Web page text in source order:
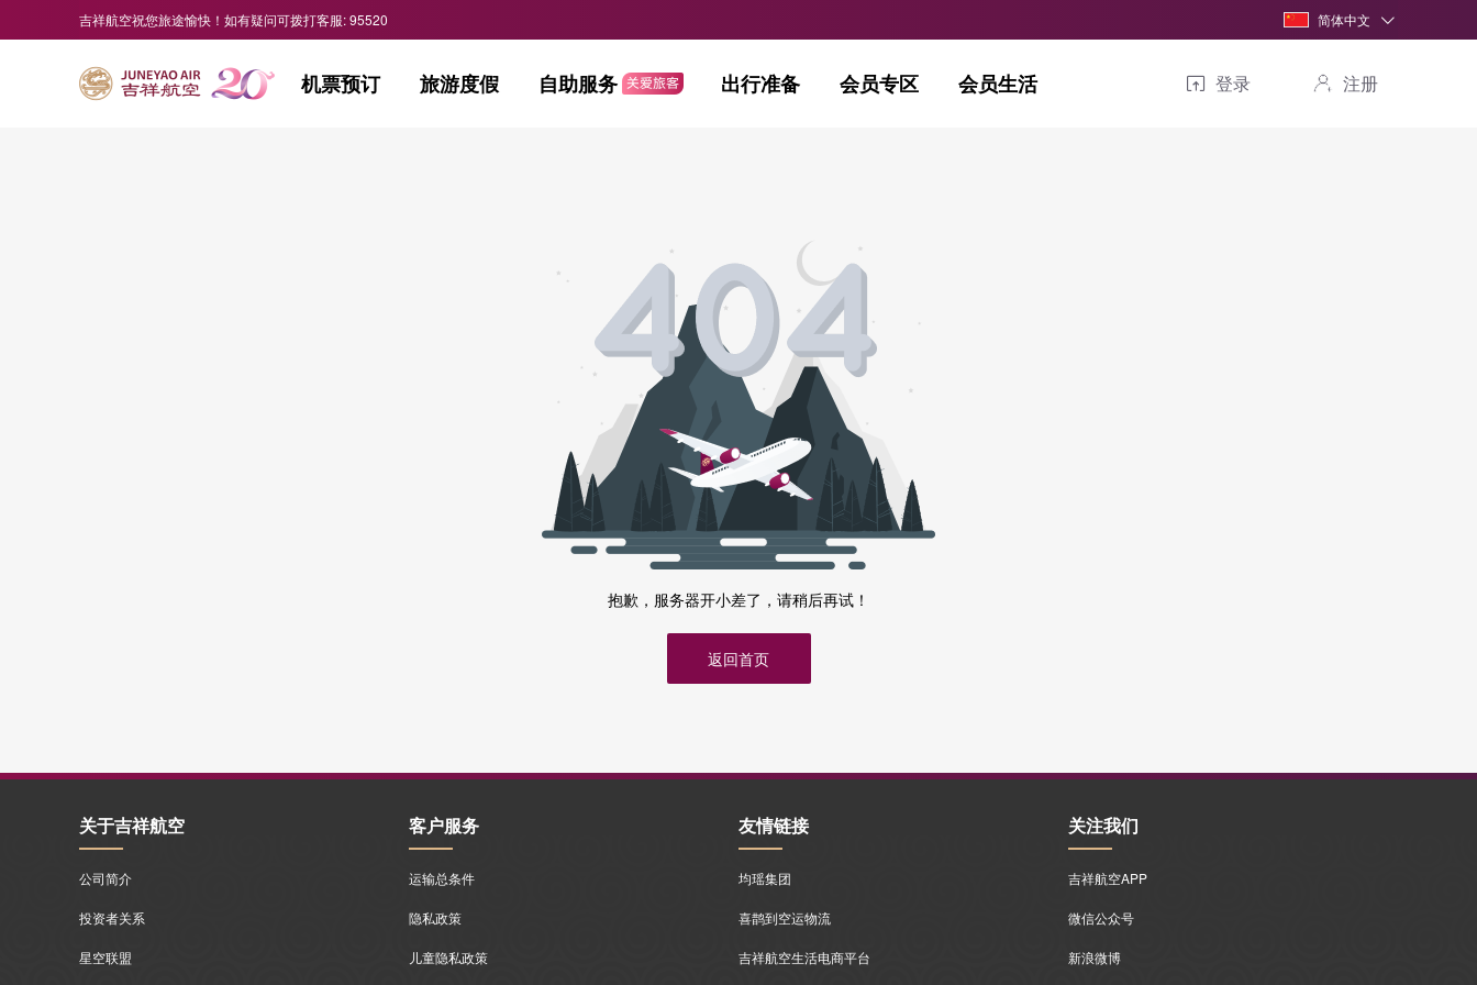
吉祥航空祝您旅途愉快！如有疑问可拨打客服: 95520 简体中文
机票预订 旅游度假 自助服务 出行准备 会员专区 会员生活 登录 注册
抱歉，服务器开小差了，请稍后再试！
返回首页
关于吉祥航空
公司简介
投资者关系
星空联盟
客户服务
运输总条件
隐私政策
儿童隐私政策
友情链接
均瑶集团
喜鹊到空运物流
吉祥航空生活电商平台
关注我们
吉祥航空APP
微信公众号
新浪微博